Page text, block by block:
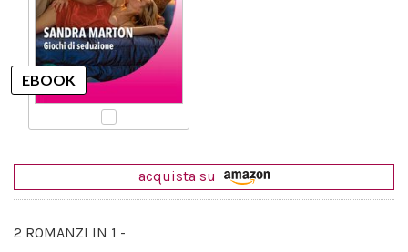
acquista su
2 ROMANZI IN 1 -